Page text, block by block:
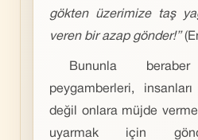
gökten üzerimize taş
veren bir azap gönder!”
Bununla
peygamberleri,
değil onlara müjde
uyarmak için